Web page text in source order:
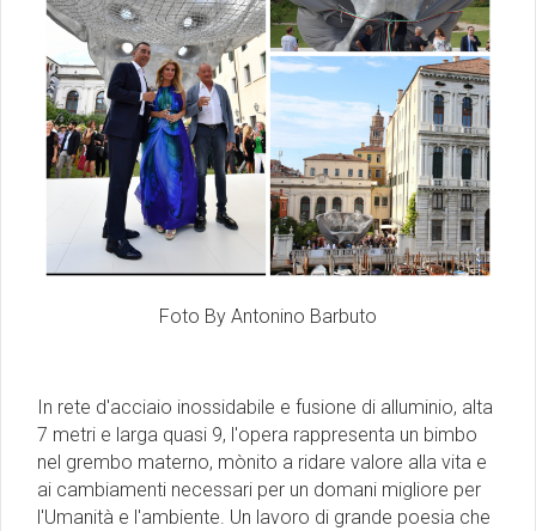
Foto By Antonino Barbuto
In rete d'acciaio inossidabile e fusione di alluminio, alta
7 metri e larga quasi 9, l'opera rappresenta un bimbo
nel grembo materno, mònito a ridare valore alla vita e
ai cambiamenti necessari per un domani migliore per
l'Umanità e l'ambiente. Un lavoro di grande poesia che